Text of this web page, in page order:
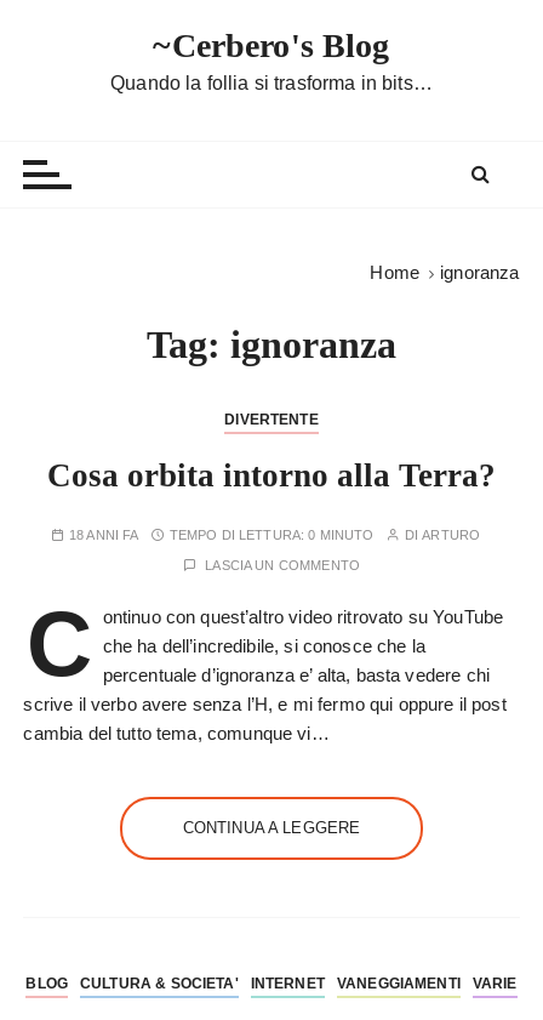
~Cerbero's Blog
Quando la follia si trasforma in bits…
Home ignoranza
Tag: ignoranza
DIVERTENTE
Cosa orbita intorno alla Terra?
18 ANNI FA TEMPO DI LETTURA:0 MINUTO DIARTURO
LASCIA UN COMMENTO
C
ontinuo con quest’altro video ritrovato su YouTube
che ha dell’incredibile, si conosce che la
percentuale d’ignoranza e’ alta, basta vedere chi
scrive il verbo avere senza l’H, e mi fermo qui oppure il post
cambia del tutto tema, comunque vi…
CONTINUA A LEGGERE
BLOG CULTURA & SOCIETA' INTERNET VANEGGIAMENTI VARIE